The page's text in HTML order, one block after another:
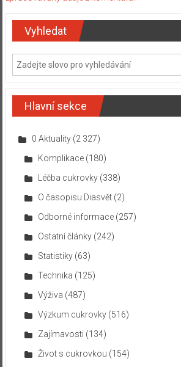
Vyhledat
Hlavní sekce
0 Aktuality(2 327)
Komplikace(180)
Léčba cukrovky(338)
O časopisu Diasvět(2)
Odborné informace(257)
Ostatní články(242)
Statistiky(63)
Technika (125)
Výživa (487)
Výzkum cukrovky(516)
Zajímavosti (134)
Život s cukrovkou (154)